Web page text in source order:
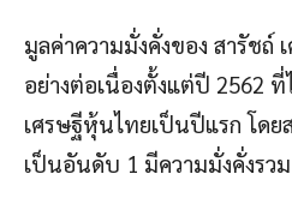
มูลค่าความมั่งคั่งของ สารัชถ์
อย่างต่อเนื่องตั้งแต่ปี 2562
เศรษฐีหุ้นไทยเป็นปีแรก โด
เป็นอันดับ 1 มีความมั่งคั่งรว